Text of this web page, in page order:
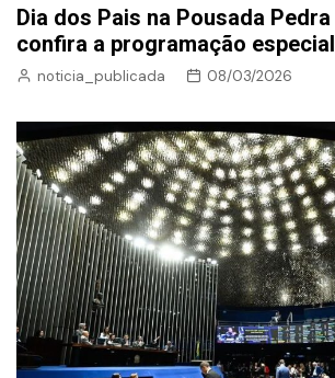
Dia dos Pais na Pousada Pedra
confira a programação
noticia_publicada 08/03/2026